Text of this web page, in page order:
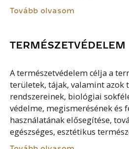
Tovább olvasom
TERMÉSZETVÉDELEM
A természetvédelem célja a
területek, tájak, valamint azok
rendszereinek, biológiai
védelme, megismerésének és
használatának elősegítése,
egészséges, esztétikus